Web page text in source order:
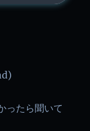
ったら聞いて